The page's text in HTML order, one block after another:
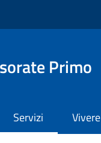
Primo
Servizi